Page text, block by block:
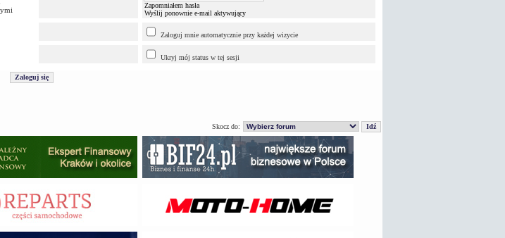
Zapomniałem hasła
Wyślij ponownie e-mail aktywujący
Zaloguj mnie automatycznie przy każdej wizycie
Ukryj mój status w tej sesji
Skocz do: